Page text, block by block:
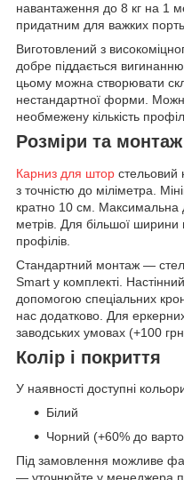
навантаження до 8 кг на 1
придатним для важких
Виготовлений з
добре піддається
цьому можна створювати
нестандартної форми.
необмежену кількість
Розміри та монтаж
Карниз для штор стельовий
з точністю до міліметра.
кратно 10 см.
метрів. Для більшої ширини
профілів.
Стандартний монтаж —
Smart у комплекті.
допомогою спеціальних
нас додатково. Для
заводських умовах (+100
Колір і покриття
У наявності доступні
Білий
Чорний (+60% до
Під замовлення можливе